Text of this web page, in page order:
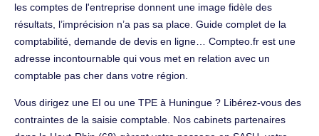
les comptes de l'entreprise donnent une image fidèle des
résultats, l’imprécision n’a pas sa place. Guide complet de la
comptabilité, demande de devis en ligne… Compteo.fr est une
adresse incontournable qui vous met en relation avec un
comptable pas cher dans votre région.
Vous dirigez une EI ou une TPE à Huningue ? Libérez-vous des
contraintes de la saisie comptable. Nos cabinets partenaires